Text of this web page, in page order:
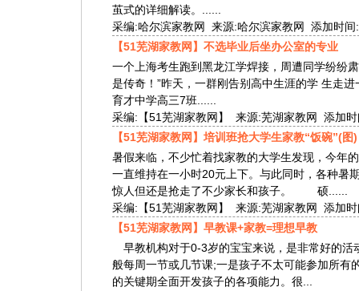
茧式的详细解读。......
采编:哈尔滨家教网 来源:哈尔滨家教网 添加时
【51芜湖家教网】不选毕业后坐办公室的专业
一个上海考生跑到黑龙江学焊接，周遭同学纷纷
是传奇！”昨天，一群刚告别高中生涯的学 生
育才中学高三7班......
采编:【51芜湖家教网】 来源:芜湖家教网 添加
【51芜湖家教网】培训班抢大学生家教“饭碗”(图)
暑假来临，不少忙着找家教的大学生发现，今年
一直维持在一小时20元上下。与此同时，各种暑
惊人但还是抢走了不少家长和孩子。 硕......
采编:【51芜湖家教网】 来源:芜湖家教网 添加
【51芜湖家教网】早教课+家教=理想早教
早教机构对于0-3岁的宝宝来说，是非常好的活
般每周一节或几节课;一是孩子不太可能参加所有
的关键期全面开发孩子的各项能力。很...